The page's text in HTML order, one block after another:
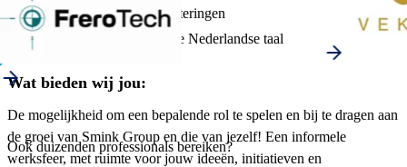
actief meedenken in verbeteringen
Je bent spreekvaardig in de Nederlandse taal
Wat bieden wij jou:
De mogelijkheid om een bepalende rol te spelen en bij te dragen aan
de groei van Smink Group en die van jezelf! Een informele
werksfeer, met ruimte voor jouw ideeën, initiatieven en
Ook duizenden professionals bereiken?